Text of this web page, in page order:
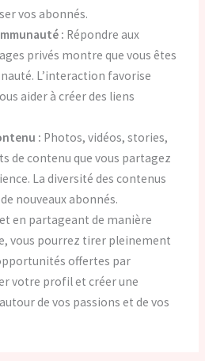
vos abonnés.
: Répondre aux
privés montre que vous êtes
L’interaction favorise
aider à créer des liens
: Photos, vidéos, stories,
de contenu que vous partagez
La diversité des contenus
nouveaux abonnés.
en partageant de manière
vous pourrez tirer pleinement
offertes par
votre profil et créer une
de vos passions et de vos